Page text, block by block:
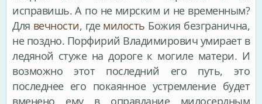
исправишь. А по не мирским и не временным?
Для вечности, где милость Божия безгранична,
не поздно. Порфирий Владимирович умирает в
ледяной стуже на дороге к могиле матери. И
возможно этот последний его путь, это
последнее его покаянное устремление будет
вменено ему в оправдание милосердным